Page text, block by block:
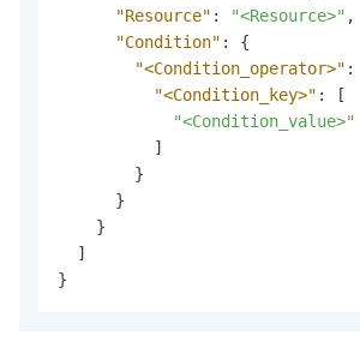
"Resource" : "<Resource>" ,
"Condition" :
{
"<Condition_operator>" :
"<Condition_key>" :
[
"<Condition_value>"
]
}
}
}
]
}